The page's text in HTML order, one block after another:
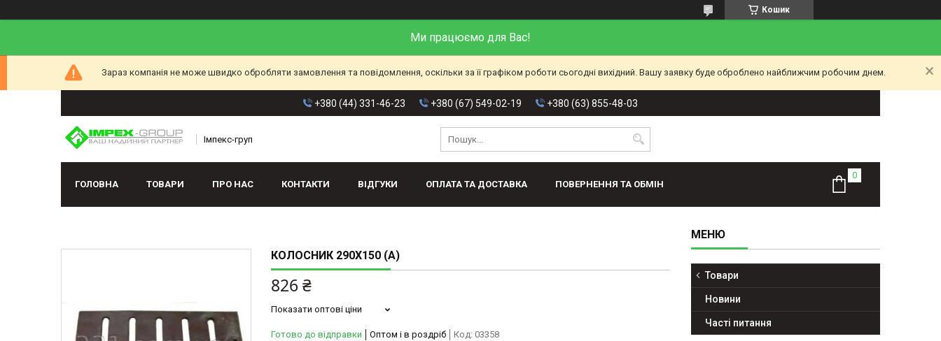
Кошик
Ми працюємо для Вас!
Зараз компанія не може швидко обробляти замовлення та повідомлення, оскільки за її графіком роботи сьогодні вихідний. Вашу заявку буде оброблено найближчим робочим днем.
+380 (44) 331-46-23 +380 (67) 549-02-19 +380 (63) 855-48-03
Імпекс-груп
ГОЛОВНА ТОВАРИ ПРО НАС КОНТАКТИ ВІДГУКИ ОПЛАТА ТА ДОСТАВКА ПОВЕРНЕННЯ ТА ОБМІН
КОЛОСНИК 290Х150 (А)
826 ₴
Показати оптові ціни
Готово до відправки Оптом і в роздріб Код: 03358
Товари
Новини
Часті питання